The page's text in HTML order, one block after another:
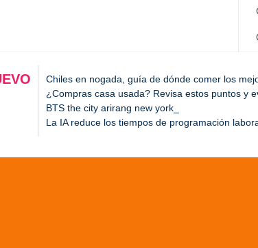
Chiles en nogada, guía de dónde comer los
¿Compras casa usada? Revisa estos puntos y
BTS the city arirang new york
La IA reduce los tiempos de programación